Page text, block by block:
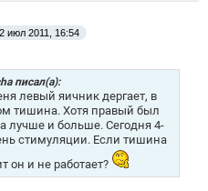
июл 2011, 16:54
писал(а):
левый яичник дергает, в
тишина. Хотя правый был
лучше и больше. Сегодня 4-
стимуляции. Если тишина
он и не работает?